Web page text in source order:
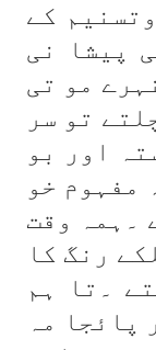
کے
پیشا نی
مو تی
تو سر
اور بو
مفہوم خو
۔ہمہ وقت
رنگ کا
۔تا ہم
پائجا مہ